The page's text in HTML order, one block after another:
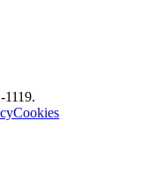
‑1119.
Cookies